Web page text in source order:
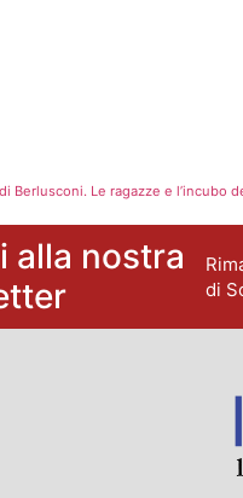
Berlusconi. Le ragazze e l’incubo
alla nostra
di